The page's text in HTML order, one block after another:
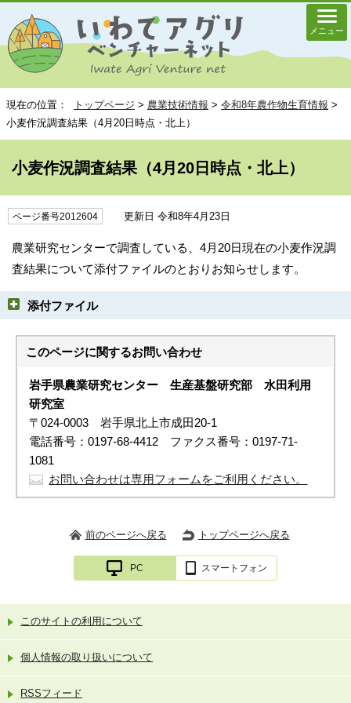
メニュー
現在の位置： トップページ > 農業技術情報 > 令和8年農作物生育情報 >
小麦作況調査結果（4月20日時点・北上）
小麦作況調査結果（4月20日時点・北上）
ページ番号2012604 更新日 令和8年4月23日
農業研究センターで調査している、4月20日現在の小麦作況調
査結果について添付ファイルのとおりお知らせします。
添付ファイル
このページに関するお問い合わせ
岩手県農業研究センター 生産基盤研究部 水田利用
研究室
〒024-0003 岩手県北上市成田20-1
電話番号：0197-68-4412 ファクス番号：0197-71-
1081
お問い合わせは専用フォームをご利用ください。
前のページへ戻る トップページへ戻る
PC スマートフォン
このサイトの利用について
個人情報の取り扱いについて
RSSフィード